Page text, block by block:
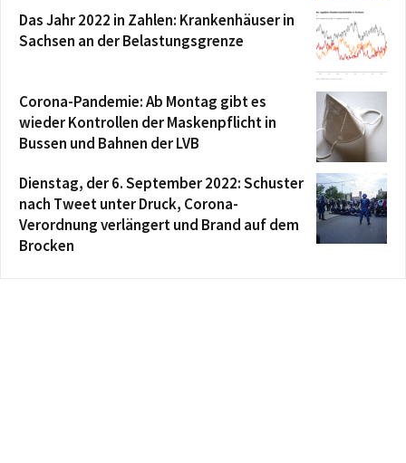
Das Jahr 2022 in Zahlen: Krankenhäuser in
Sachsen an der Belastungsgrenze
Corona-Pandemie: Ab Montag gibt es
wieder Kontrollen der Maskenpflicht in
Bussen und Bahnen der LVB
Dienstag, der 6. September 2022: Schuster
nach Tweet unter Druck, Corona-
Verordnung verlängert und Brand auf dem
Brocken